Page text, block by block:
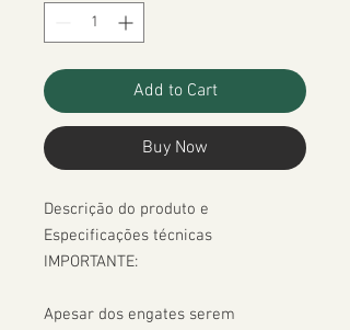
Add to Cart
Buy Now
Descrição do produto e
Especificações técnicas
IMPORTANTE:
Apesar dos engates serem